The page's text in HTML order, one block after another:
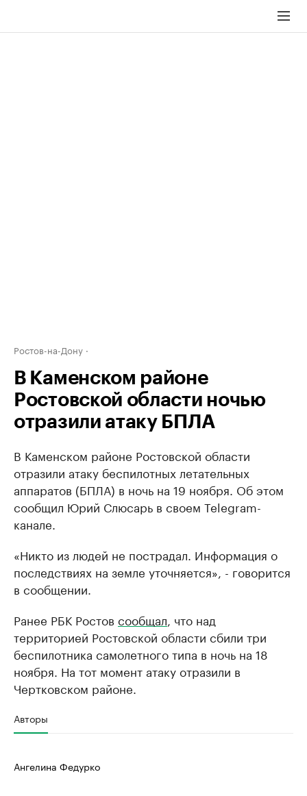
Ростов-на-Дону
В Каменском районе
Ростовской области ночью
отразили атаку БПЛА
В Каменском районе Ростовской области
отразили атаку беспилотных летательных
аппаратов (БПЛА) в ночь на 19 ноября. Об этом
сообщил Юрий Слюсарь в своем Telegram-
канале.
«Никто из людей не пострадал. Информация о
последствиях на земле уточняется», - говорится
в сообщении.
Ранее РБК Ростов сообщал , что над
территорией Ростовской области сбили три
беспилотника самолетного типа в ночь на 18
ноября. На тот момент атаку отразили в
Чертковском районе.
Авторы
Ангелина Федурко